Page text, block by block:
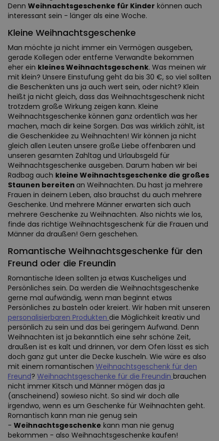
Denn Weihnachtsgeschenke für Kinder können auch
interessant sein - länger als eine Woche.
Kleine Weihnachtsgeschenke
Man möchte ja nicht immer ein Vermögen ausgeben,
gerade Kollegen oder entferne Verwandte bekommen
eher ein kleines Weihnachtsgeschenk. Was meinen wir
mit klein? Unsere Einstufung geht da bis 30 €, so viel sollten
die Beschenkten uns ja auch wert sein, oder nicht? Klein
heißt ja nicht gleich, dass das Weihnachtsgeschenk nicht
trotzdem große Wirkung zeigen kann. Kleine
Weihnachtsgeschenke können ganz ordentlich was her
machen, mach dir keine Sorgen. Das was wirklich zählt, ist
die Geschenkidee zu Weihnachten! Wir können ja nicht
gleich allen Leuten unsere große Liebe offenbaren und
unseren gesamten Zahltag und Urlaubsgeld für
Weihnachtsgeschenke ausgeben. Darum haben wir bei
Radbag auch kleine Weihnachtsgeschenke die großes
Staunen bereiten an Weihnachten. Du hast ja mehrere
Frauen in deinem Leben, also brauchst du auch mehrere
Geschenke. Und mehrere Männer erwarten sich auch
mehrere Geschenke zu Weihnachten. Also nichts wie los,
finde das richtige Weihnachtsgeschenk für die Frauen und
Männer da draußen! Gern geschehen.
Romantische Weihnachtsgeschenke für den
Freund oder die Freundin
Romantische Ideen sollten ja etwas Kuscheliges und
Persönliches sein. Da werden die Weihnachtsgeschenke
gerne mal aufwändig, wenn man beginnt etwas
Persönliches zu basteln oder kreiert. Wir haben mit unseren
personalisierbaren Produkten die Möglichkeit kreativ und
persönlich zu sein und das bei geringem Aufwand. Denn
Weihnachten ist ja bekanntlich eine sehr schöne Zeit,
draußen ist es kalt und drinnen, vor dem Ofen lässt es sich
doch ganz gut unter die Decke kuscheln. Wie wäre es also
mit einem romantischen Weihnachtsgeschenk für den
Freund? Weihnachtsgeschenke für die Freundin brauchen
nicht immer Kitsch und Männer mögen das ja
(anscheinend) sowieso nicht. So sind wir doch alle
irgendwo, wenn es um Geschenke für Weihnachten geht.
Romantisch kann man nie genug sein
- Weihnachtsgeschenke kann man nie genug
bekommen - also Weihnachtsgeschenke kaufen!